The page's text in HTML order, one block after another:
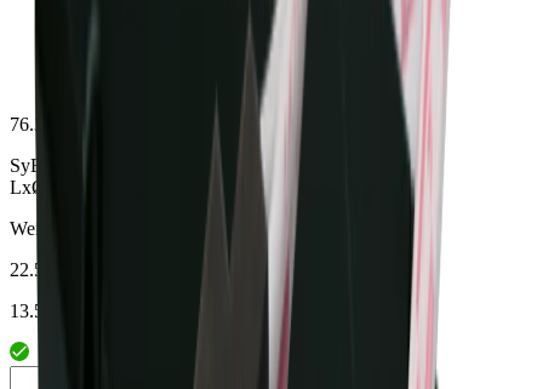
76.32768.11
SyBuc IR-Dimmer weiss
LxØ 19.5x12mm, Leitung 2m
Weiss
22.5 mm
13.5 mm